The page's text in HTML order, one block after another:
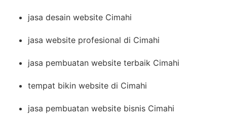
jasa desain website Cimahi
jasa website profesional di Cimahi
jasa pembuatan website terbaik Cimahi
tempat bikin website di Cimahi
jasa pembuatan website bisnis Cimahi